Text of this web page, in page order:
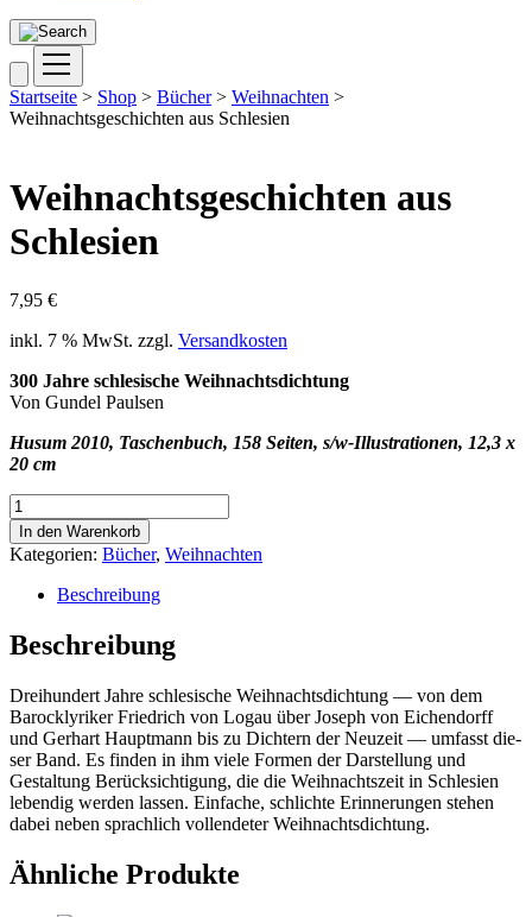
Startseite > Shop > Bücher> Weihnachten >
Weihnachtsgeschichten aus Schlesien
Weihnachtsgeschichten aus
Schlesien
7,95 €
inkl. 7 % MwSt. zzgl. Versandkosten
300 Jahre schlesische Weihnachtsdichtung
Von Gundel Paulsen
Husum 2010, Taschenbuch, 158 Seiten, s/w-Illustrationen, 12,3 x
20 cm
Weihnachtsgeschichten
aus
Schlesien
Menge
In den Warenkorb
Kategorien: Bücher, Weihnachten
Beschreibung
Beschreibung
Drei­hun­dert Jah­re schle­si­sche Weih­nachts­dich­tung — von dem
Barock­ly­ri­ker Fried­rich von Logau über Joseph von Eichen­dorff
und Ger­hart Haupt­mann bis zu Dich­tern der Neu­zeit — umfasst die­
ser Band. Es fin­den in ihm vie­le For­men der Dar­stel­lung und
Gestal­tung Berück­sich­ti­gung, die die Weih­nachts­zeit in Schle­si­en
leben­dig wer­den las­sen. Ein­fa­che, schlich­te Erin­ne­run­gen ste­hen
dabei neben sprach­lich voll­ende­ter Weihnachtsdichtung.
Ähnliche Produkte